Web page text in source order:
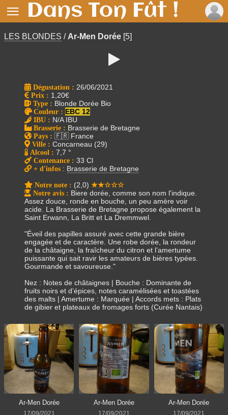
 Dans Ton Fût !
LES BLONDES / Ar-Men Dorée [5]

Dégustation : 26/06/2021
Prix : 1,20€
Type : Blonde Dorée Bio
Couleur : EBC 12
IBU : N/A IBU
Brasserie : Brasserie de Bretagne
Pays : 🇫🇷 France
Ville : Concarneau (29)
Alcool : 7,7 °
Contenance : 33 Cl
+ d'infos : Brasserie de Bretagne
Notre note : (2,0) ★★☆☆☆
Notre avis : Biere dorée, comme son nom l'indique.
Assez douce, ronde en bouche, un peu amère voir
acide. La Brasserie de Bretagne propose également la
Saint Erwann, La Britt et La Dremmwel.
"Éveil des papilles assuré avec cette grande bière
engagée et de caractère. Une robe dorée, la rondeur
de la châtaigne, la fraîcheur du citron et l’amertume
puissante qui sait ravir les amateurs de bières typées.
Gourmande et savoureuse."
Nez : Notes de châtaignes | Bouche : Dominante de
fruits noirs et d’épices, notes caramélisées et toastées
des malts | Amertume : Marquée | Accords mets : Plats
de gibier et plateaux de fromages forts (Curée Nantais)
Ar-Men Dorée
17/09/2021
Ar-Men Dorée
17/09/2021
Ar-Men Dorée
17/09/2021